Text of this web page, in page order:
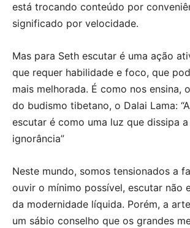
está trocando conteúdo por
significado por velocidade.
Mas para Seth escutar é uma ação
que requer habilidade e foco, que
mais melhorada. É como nos ensina,
do budismo tibetano, o Dalai Lama:
escutar é como uma luz que dissipa
ignorância”
Neste mundo, somos tensionados a
ouvir o mínimo possível, escutar não
da modernidade líquida. Porém, a
um sábio conselho que os grandes